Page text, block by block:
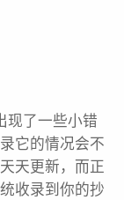
现了一些小错
它的情况会不
天更新，而正
收录到你的抄